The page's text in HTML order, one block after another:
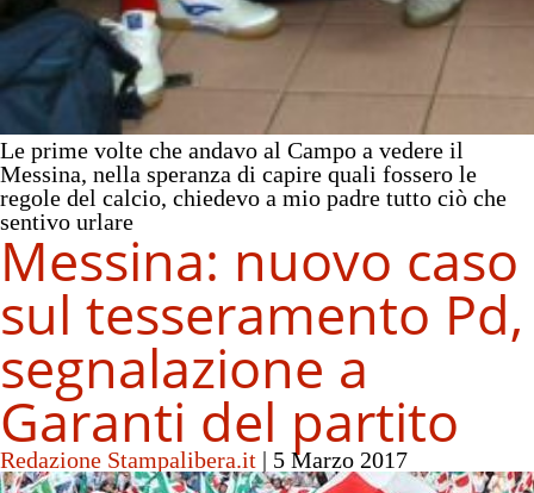
Le prime volte che andavo al Campo a vedere il
Messina, nella speranza di capire quali fossero le
regole del calcio, chiedevo a mio padre tutto ciò che
sentivo urlare
Messina: nuovo caso
sul tesseramento Pd,
segnalazione a
Garanti del partito
Redazione Stampalibera.it | 5 Marzo 2017